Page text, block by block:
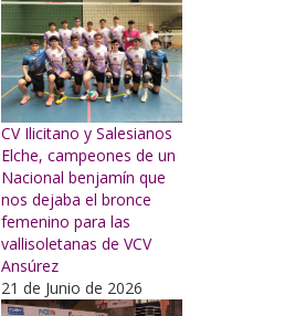
CV Ilicitano y Salesianos
Elche, campeones de un
Nacional benjamín que
nos dejaba el bronce
femenino para las
vallisoletanas de VCV
Ansúrez
21 de Junio de 2026